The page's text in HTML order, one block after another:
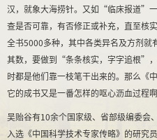
汉，就象大海捞针。又如“临床报道”
查是否可靠，有否修正或补充，直至核
全书5000多种，其中各类异名及方剂就
其数，要做到“条条核实，字字追根”
时都是他们靠一枝笔干出来的。那么《
它的成书又是一番怎样的呕心沥血过程啊
吴贻谷有10余个国家级、省部级编委会
入选《中国科学技术专家传略》的研究